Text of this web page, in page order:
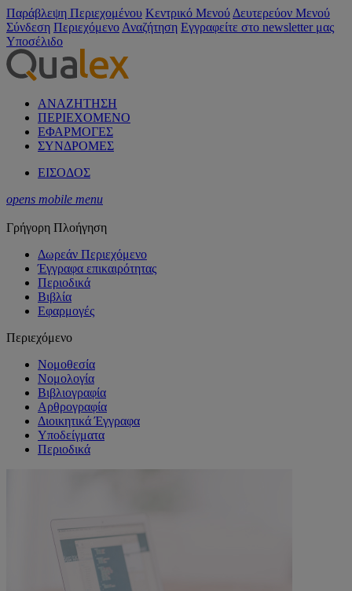
Παράβλεψη Περιεχομένου Κεντρικό Μενού Δευτερεύον Μενού
Σύνδεση Περιεχόμενο Αναζήτηση Εγγραφείτε στο newsletter μας
Υποσέλιδο
ΑΝΑΖΗΤΗΣΗ
ΠΕΡΙΕΧΟΜΕΝΟ
ΕΦΑΡΜΟΓΕΣ
ΣΥΝΔΡΟΜΕΣ
ΕΙΣΟΔΟΣ
opens mobile menu
Γρήγορη Πλοήγηση
Δωρεάν Περιεχόμενο
Έγγραφα επικαιρότητας
Περιοδικά
Βιβλία
Εφαρμογές
Περιεχόμενο
Νομοθεσία
Νομολογία
Βιβλιογραφία
Αρθρογραφία
Διοικητικά Έγγραφα
Υποδείγματα
Περιοδικά